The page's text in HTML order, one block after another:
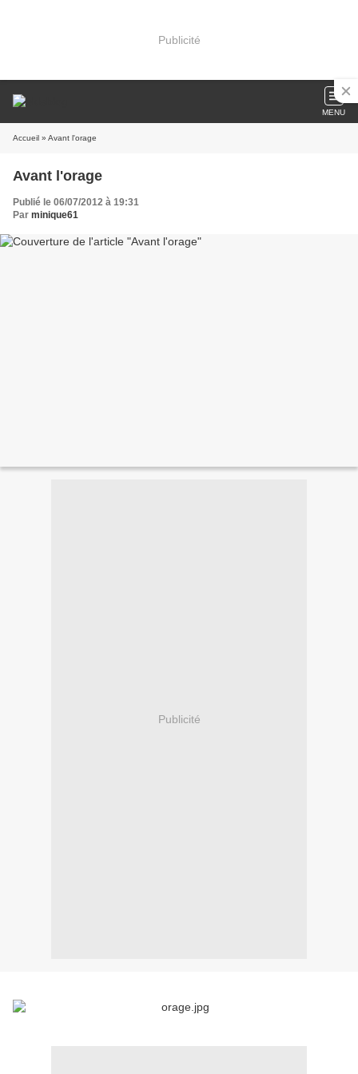
Publicité
MENU
Accueil » Avant l'orage
Avant l'orage
Publié le 06/07/2012 à 19:31
Par minique61
Publicité